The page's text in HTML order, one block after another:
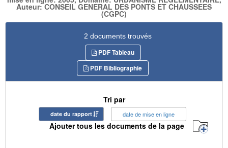
Auteur: CONSEIL GENERAL DES PONTS ET CHAUSSEES
(CGPC)
2 documents trouvés
PDF Tableau
PDF Bibliographie
Tri par
date du rapport date de mise en ligne
Ajouter tous les documents de la page